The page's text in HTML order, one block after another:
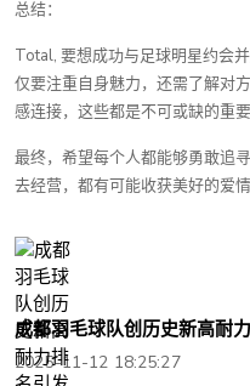
总结：
Total, 要想成功与足球明星约会
仅要注重自身魅力，还需了解对
感连接，这些都是不可或缺的重
最终，希望每个人都能够勇敢追
去经营，都有可能收获美好的爱
成都羽毛球队创历史新高耐
2025-11-12 18:25:27